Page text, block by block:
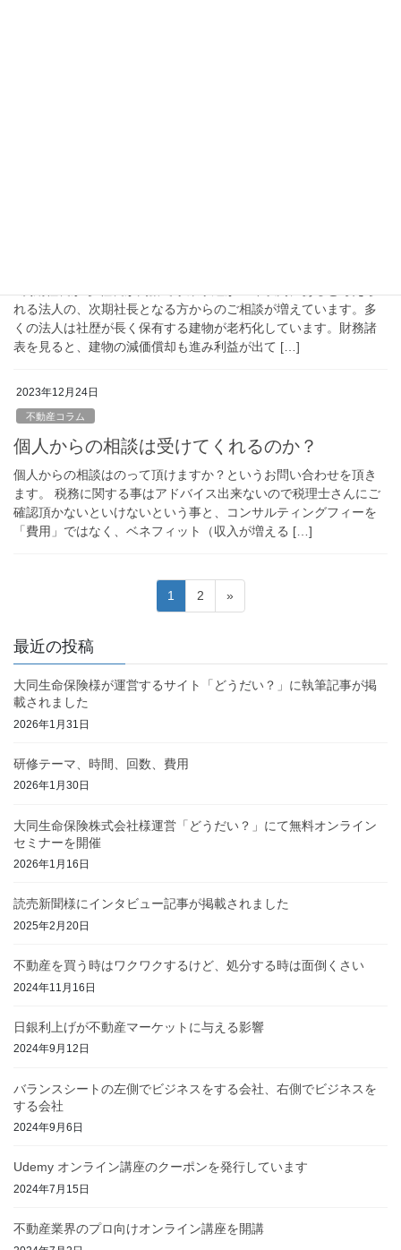
れる法人の、次期社長となる方からのご相談が増えています。多
くの法人は社歴が長く保有する建物が老朽化しています。財務諸
表を見ると、建物の減価償却も進み利益が出て […]
2023年12月24日
不動産コラム
個人からの相談は受けてくれるのか？
個人からの相談はのって頂けますか？というお問い合わせを頂き
ます。 税務に関する事はアドバイス出来ないので税理士さんにご
確認頂かないといけないという事と、コンサルティングフィーを
「費用」ではなく、ベネフィット（収入が増える […]
の
ペ
ー
ジ
り
固
定
1
固
定
2 »
最近の投稿
大同生命保険様が運営するサイト「どうだい？」に執筆記事が掲
載されました
2026年1月31日
研修テーマ、時間、回数、費用
2026年1月30日
大同生命保険株式会社様運営「どうだい？」にて無料オンライン
セミナーを開催
2026年1月16日
読売新聞様にインタビュー記事が掲載されました
2025年2月20日
不動産を買う時はワクワクするけど、処分する時は面倒くさい
2024年11月16日
日銀利上げが不動産マーケットに与える影響
2024年9月12日
バランスシートの左側でビジネスをする会社、右側でビジネスを
する会社
2024年9月6日
Udemy オンライン講座のクーポンを発行しています
2024年7月15日
不動産業界のプロ向けオンライン講座を開講